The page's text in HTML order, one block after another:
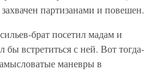
партизанами и повешен.
брат посетил мадам и
бы встретиться с ней. Вот тогда-
маневры в